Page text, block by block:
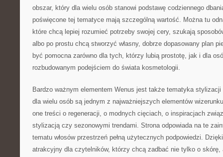
obszar, który dla wielu osób stanowi podstawę codziennego
poświęcone tej tematyce mają szczególną wartość. Można tu
które chcą lepiej rozumieć potrzeby swojej cery, szukają
albo po prostu chcą stworzyć własny, dobrze dopasowany plan
być pomocna zarówno dla tych, którzy lubią prostotę, jak i dla
rozbudowanym podejściem do świata kosmetologii.
Bardzo ważnym elementem Wenus jest także tematyka stylizacji
dla wielu osób są jednym z najważniejszych elementów
one treści o regeneracji, o modnych cięciach, o inspiracjach
stylizacją czy sezonowymi trendami. Strona odpowiada na te
tematu włosów przestrzeń pełną użytecznych podpowiedzi.
atrakcyjny dla czytelników, którzy chcą zadbać nie tylko o skórę,